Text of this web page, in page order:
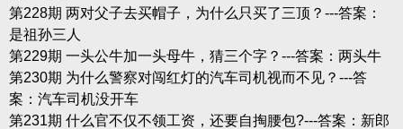
第228期 两对父子去买帽子，为什么只买了三顶？---答案：
是祖孙三人
第229期 一头公牛加一头母牛，猜三个字？---答案：两头牛
第230期 为什么警察对闯红灯的汽车司机视而不见？---答
案：汽车司机没开车
第231期 什么官不仅不领工资，还要自掏腰包?---答案：新郎